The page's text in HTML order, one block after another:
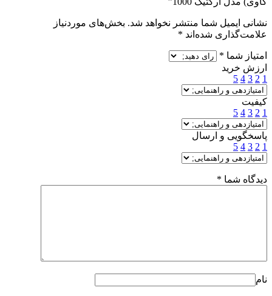
نشانی ایمیل شما منتشر نخواهد شد. بخش‌های موردنیاز
علامت‌گذاری شده‌اند *
امتیاز شما *
ارزش خرید
1
2
3
4
5
کیفیت
1
2
3
4
5
پاسخگویی و ارسال
1
2
3
4
5
دیدگاه شما *
نام